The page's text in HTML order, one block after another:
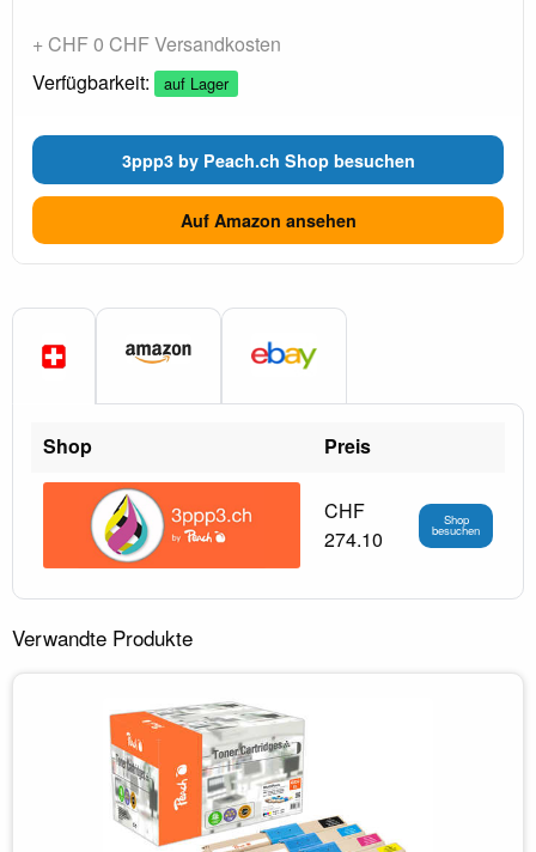
+ CHF 0 CHF Versandkosten
Verfügbarkeit:
auf Lager
3ppp3 by Peach.ch Shop besuchen
Auf Amazon ansehen
Shop Preis
CHF
274.10
Shop
besuchen
Verwandte Produkte